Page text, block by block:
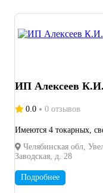
ИП Алексеев К.И.
0.0 0 отзывов
Имеются 4 токарных,
Челябинская обл,
Заводская, д. 28
Подробнее